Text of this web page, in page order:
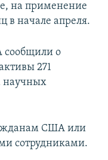
на применение
в начале апреля.
сообщили о
271
научных
США или
сотрудниками.